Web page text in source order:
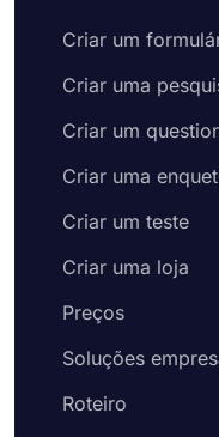
Criar um
Criar uma
Criar um
Criar uma
Criar um teste
Criar uma loja
Preços
Soluções
Roteiro